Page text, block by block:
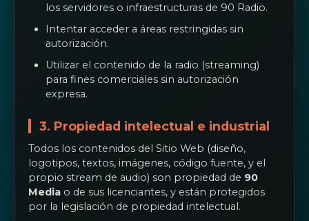
los servidores o infraestructuras de 90 Radio.
Intentar acceder a áreas restringidas sin
autorización.
Utilizar el contenido de la radio (streaming)
para fines comerciales sin autorización
expresa.
3. Propiedad intelectual e industrial
Todos los contenidos del Sitio Web (diseño,
logotipos, textos, imágenes, código fuente, y el
propio stream de audio) son propiedad de 90
Media o de sus licenciantes, y están protegidos
por la legislación de propiedad intelectual.